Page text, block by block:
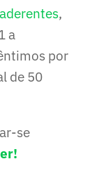
,
a
por
de 50
se